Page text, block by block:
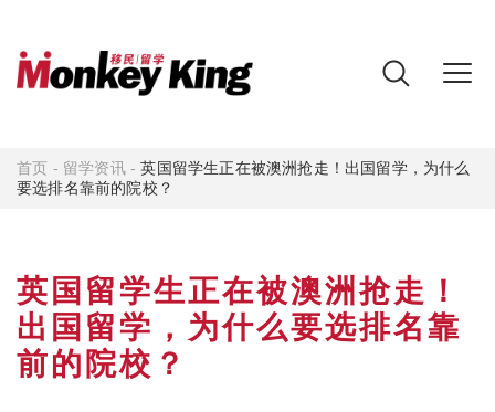
首页 - 留学资讯-英国留学生正在被澳洲抢走！出国留学，为什么
要选排名靠前的院校？
英国留学生正在被澳洲抢走！
出国留学，为什么要选排名靠
前的院校？